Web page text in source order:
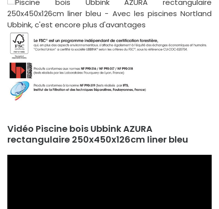
Vidéo Piscine bois Ubbink AZURA
rectangulaire 250x450x126cm liner bleu